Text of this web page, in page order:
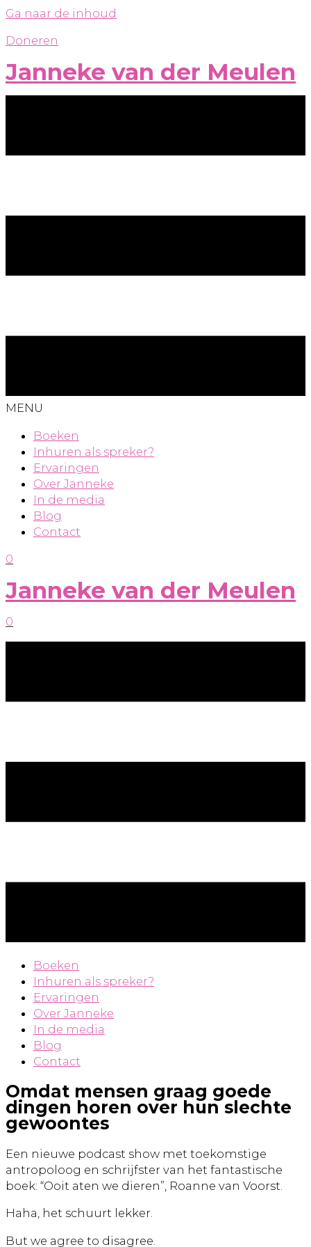
Ga naar de inhoud
Doneren
Janneke van der Meulen
MENU
Boeken
Inhuren als spreker?
Ervaringen
Over Janneke
In de media
Blog
Contact
0
Janneke van der Meulen
0
Boeken
Inhuren als spreker?
Ervaringen
Over Janneke
In de media
Blog
Contact
Omdat mensen graag goede
dingen horen over hun slechte
gewoontes
Een nieuwe podcast show met toekomstige
antropoloog en schrijfster van het fantastische
boek: “Ooit aten we dieren”, Roanne van Voorst.
Haha, het schuurt lekker.
But we agree to disagree.